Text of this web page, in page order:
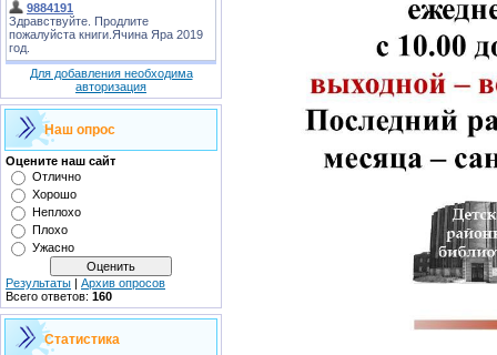
Для добавления необходима
авторизация
Наш опрос
Оцените наш сайт
Отлично
Хорошо
Неплохо
Плохо
Ужасно
Результаты | Архив опросов
Всего ответов: 160
Статистика